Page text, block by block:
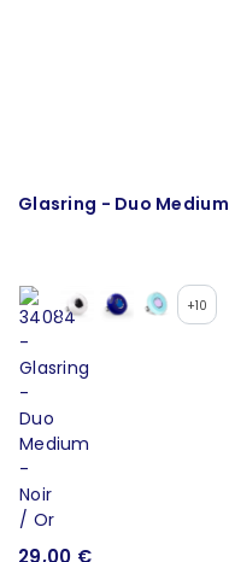
Glasring - Duo Medium
+10
29,00 €